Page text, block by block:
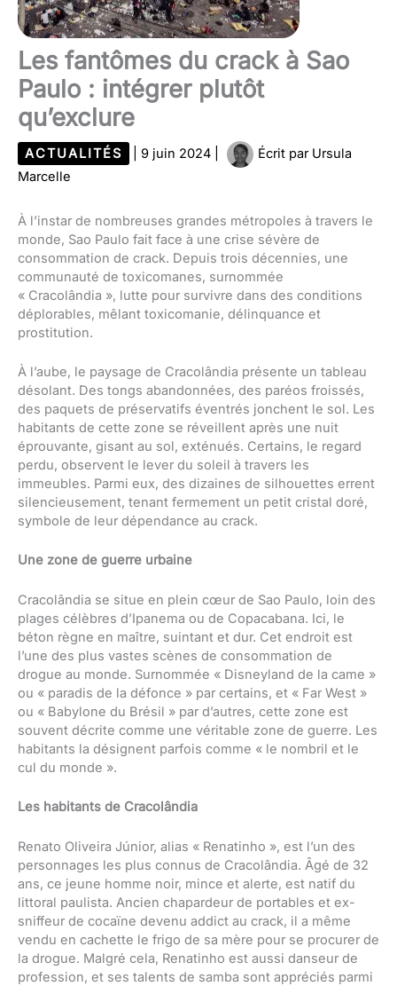
Les fantômes du crack à Sao
Paulo : intégrer plutôt
qu’exclure
ACTUALITÉS 9 juin 2024 Écrit par Ursula
Marcelle
À l’instar de nombreuses grandes métropoles à travers le
monde, Sao Paulo fait face à une crise sévère de
consommation de crack. Depuis trois décennies, une
communauté de toxicomanes, surnommée
« Cracolândia », lutte pour survivre dans des conditions
déplorables, mêlant toxicomanie, délinquance et
prostitution.
À l’aube, le paysage de Cracolândia présente un tableau
désolant. Des tongs abandonnées, des paréos froissés,
des paquets de préservatifs éventrés jonchent le sol. Les
habitants de cette zone se réveillent après une nuit
éprouvante, gisant au sol, exténués. Certains, le regard
perdu, observent le lever du soleil à travers les
immeubles. Parmi eux, des dizaines de silhouettes errent
silencieusement, tenant fermement un petit cristal doré,
symbole de leur dépendance au crack.
Une zone de guerre urbaine
Cracolândia se situe en plein cœur de Sao Paulo, loin des
plages célèbres d’Ipanema ou de Copacabana. Ici, le
béton règne en maître, suintant et dur. Cet endroit est
l’une des plus vastes scènes de consommation de
drogue au monde. Surnommée « Disneyland de la came »
ou « paradis de la défonce » par certains, et « Far West »
ou « Babylone du Brésil » par d’autres, cette zone est
souvent décrite comme une véritable zone de guerre. Les
habitants la désignent parfois comme « le nombril et le
cul du monde ».
Les habitants de Cracolândia
Renato Oliveira Júnior, alias « Renatinho », est l’un des
personnages les plus connus de Cracolândia. Âgé de 32
ans, ce jeune homme noir, mince et alerte, est natif du
littoral paulista. Ancien chapardeur de portables et ex-
sniffeur de cocaïne devenu addict au crack, il a même
vendu en cachette le frigo de sa mère pour se procurer de
la drogue. Malgré cela, Renatinho est aussi danseur de
profession, et ses talents de samba sont appréciés parmi